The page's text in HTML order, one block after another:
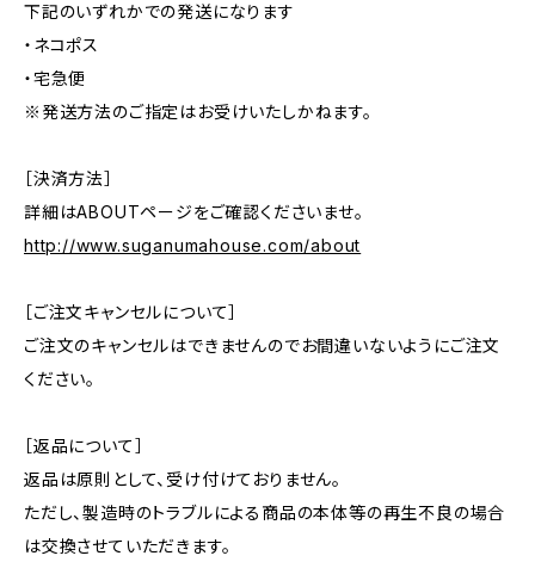
下記のいずれかでの発送になります
・ネコポス
・宅急便
※発送方法のご指定はお受けいたしかねます。
［決済方法］
詳細はABOUTページをご確認くださいませ。
http://www.suganumahouse.com/about
［ご注文キャンセルについて］
ご注文のキャンセルはできませんのでお間違いないようにご注文
ください。
［返品について］
返品は原則として、受け付けておりません。
ただし、製造時のトラブルによる商品の本体等の再生不良の場合
は交換させていただきます。